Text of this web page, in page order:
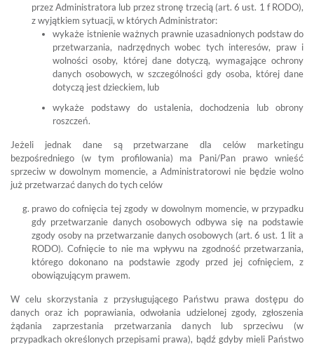
przez Administratora lub przez stronę trzecią (art. 6 ust. 1 f RODO),
z wyjątkiem sytuacji, w których Administrator:
wykaże istnienie ważnych prawnie uzasadnionych podstaw do
przetwarzania, nadrzędnych wobec tych interesów, praw i
wolności osoby, której dane dotyczą, wymagające ochrony
danych osobowych, w szczególności gdy osoba, której dane
dotyczą jest dzieckiem, lub
wykaże podstawy do ustalenia, dochodzenia lub obrony
roszczeń.
Jeżeli jednak dane są przetwarzane dla celów marketingu
bezpośredniego (w tym profilowania) ma Pani/Pan prawo wnieść
sprzeciw w dowolnym momencie, a Administratorowi nie będzie wolno
już przetwarzać danych do tych celów
prawo do cofnięcia tej zgody w dowolnym momencie, w przypadku
gdy przetwarzanie danych osobowych odbywa się na podstawie
zgody osoby na przetwarzanie danych osobowych (art. 6 ust. 1 lit a
RODO). Cofnięcie to nie ma wpływu na zgodność przetwarzania,
którego dokonano na podstawie zgody przed jej cofnięciem, z
obowiązującym prawem.
W celu skorzystania z przysługującego Państwu prawa dostępu do
danych oraz ich poprawiania, odwołania udzielonej zgody, zgłoszenia
żądania zaprzestania przetwarzania danych lub sprzeciwu (w
przypadkach określonych przepisami prawa), bądź gdyby mieli Państwo